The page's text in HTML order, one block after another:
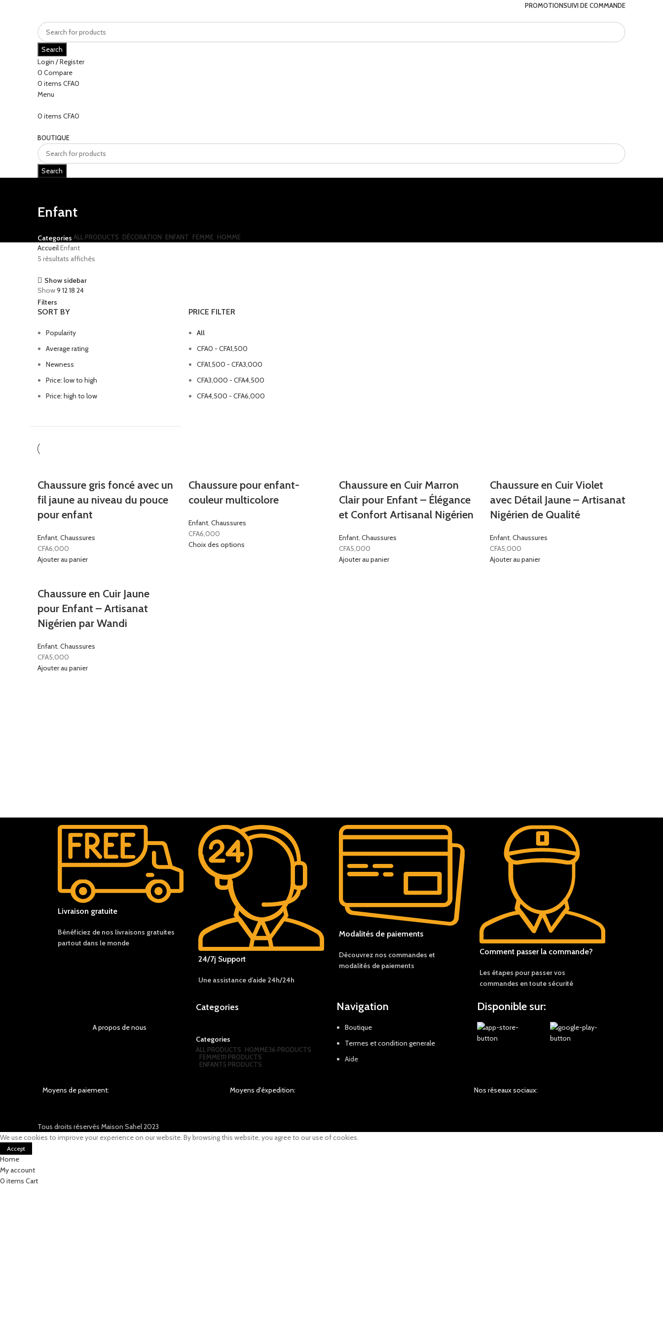
PROMOTIONSUIVI DE COMMANDE
Search
Login / Register
0 Compare
0 items CFA0
Menu
0 items CFA0
BOUTIQUE
Search
Enfant
Categories ALL PRODUCTS DÉCORATION ENFANT FEMME HOMME
AccueilEnfant
5 résultats affichés
Show sidebar
Show9 1218 24
Filters
SORT BY
Popularity
Average rating
Newness
Price: low to high
Price: high to low
PRICE FILTER
All
CFA0 - CFA1,500
CFA1,500 - CFA3,000
CFA3,000 - CFA4,500
CFA4,500 - CFA6,000
Chaussure gris foncé avec un
fil jaune au niveau du pouce
pour enfant
Enfant, Chaussures
CFA6,000
Ajouter au panier
Chaussure pour enfant-
couleur multicolore
Enfant, Chaussures
CFA6,000
Choix des options
Chaussure en Cuir Marron
Clair pour Enfant – Élégance
et Confort Artisanal Nigérien
Enfant, Chaussures
CFA5,000
Ajouter au panier
Chaussure en Cuir Violet
avec Détail Jaune – Artisanat
Nigérien de Qualité
Enfant, Chaussures
CFA5,000
Ajouter au panier
Chaussure en Cuir Jaune
pour Enfant – Artisanat
Nigérien par Wandi
Enfant, Chaussures
CFA5,000
Ajouter au panier
Livraison gratuite
Bénéficiez de nos livraisons gratuites
partout dans le monde
24/7j Support
Une assistance d’aide 24h/24h
Modalités de paiements
Découvrez nos commandes et
modalités de paiements
Comment passer la commande?
Les étapes pour passer vos
commandes en toute sécurité
A propos de nous
Categories
Categories
ALL PRODUCTS HOMME36 PRODUCTS
FEMME111 PRODUCTS
ENFANT5 PRODUCTS
Navigation
Boutique
Termes et condition generale
Aide
Disponible sur:
Moyens de paiement: Moyens d'éxpedition: Nos réseaux sociaux:
Tous droits réservés Maison Sahel 2023
We use cookies to improve your experience on our website. By browsing this website, you agree to our use of cookies.
Accept
Home
My account
0 items Cart